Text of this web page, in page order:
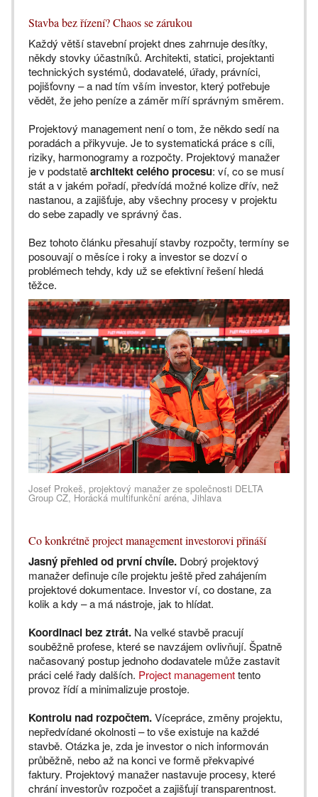
Stavba bez řízení? Chaos se zárukou
Každý větší stavební projekt dnes zahrnuje desítky,
někdy stovky účastníků. Architekti, statici, projektanti
technických systémů, dodavatelé, úřady, právníci,
pojišťovny – a nad tím vším investor, který potřebuje
vědět, že jeho peníze a záměr míří správným směrem.
Projektový management není o tom, že někdo sedí na
poradách a přikyvuje. Je to systematická práce s cíli,
riziky, harmonogramy a rozpočty. Projektový manažer
je v podstatěarchitekt celého procesu: ví, co se musí
stát a v jakém pořadí, předvídá možné kolize dřív, než
nastanou, a zajišťuje, aby všechny procesy v projektu
do sebe zapadly ve správný čas.
Bez tohoto článku přesahují stavby rozpočty, termíny se
posouvají o měsíce i roky a investor se dozví o
problémech tehdy, kdy už se efektivní řešení hledá
těžce.
Josef Prokeš, projektový manažer ze společnosti DELTA
Group CZ, Horácká multifunkční aréna, Jihlava
Co konkrétně project management investorovi přináší
Jasný přehled od první chvíle. Dobrý projektový
manažer definuje cíle projektu ještě před zahájením
projektové dokumentace. Investor ví, co dostane, za
kolik a kdy – a má nástroje, jak to hlídat.
Koordinaci bez ztrát. Na velké stavbě pracují
souběžně profese, které se navzájem ovlivňují. Špatně
načasovaný postup jednoho dodavatele může zastavit
práci celé řady dalších. Project managementtento
provoz řídí a minimalizuje prostoje.
Kontrolu nad rozpočtem.Vícepráce, změny projektu,
nepředvídané okolnosti – to vše existuje na každé
stavbě. Otázka je, zda je investor o nich informován
průběžně, nebo až na konci ve formě překvapivé
faktury. Projektový manažer nastavuje procesy, které
chrání investorův rozpočet a zajišťují transparentnost.